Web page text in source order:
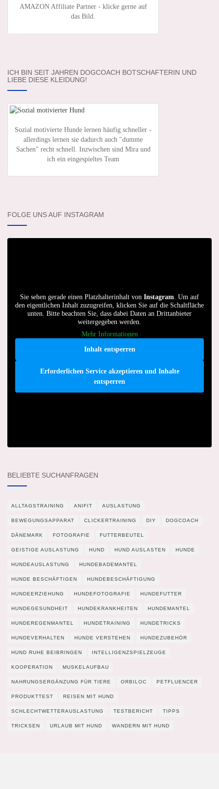
AMAZON Affiliate Partner - klicke gerne auf
das Bild.
ICH BIN SEIT JAHREN DOGCOACH BOTSCHAFTERIN UND
LIEBE DIESE KLEIDUNG!
Sozial motivierte Hunde lernen häufig schneller -
allerdings lernen sie dadurch auch "dumme
Sachen" recht schnell. Inzwischen sind Mira und
ich ein eingespieltes Team
FOLGE UNS AUF INSTAGRAM
Sie sehen gerade einen Platzhalterinhalt von Instagram. Um auf
den eigentlichen Inhalt zuzugreifen, klicken Sie auf die Schaltfläche
unten. Bitte beachten Sie, dass dabei Daten an Drittanbieter
weitergegeben werden.
Mehr Informationen
Inhalt entsperren
Erforderlichen Service akzeptieren und Inhalte
entsperren
BELIEBTE SUCHANFRAGEN
ALLTAGSTRAINING ANIFIT AUSLASTUNG
BEWEGUNGSAPPARAT CLICKERTRAINING DIY DOGCOACH
DÄNEMARK FOTOGRAFIE FUTTERBEUTEL
GEISTIGE AUSLASTUNG HUND HUND AUSLASTEN HUNDE
HUNDEAUSLASTUNG HUNDEBADEMANTEL
HUNDE BESCHÄFTIGEN HUNDEBESCHÄFTIGUNG
HUNDEERZIEHUNG HUNDEFOTOGRAFIE HUNDEFUTTER
HUNDEGESUNDHEIT HUNDEKRANKHEITEN HUNDEMANTEL
HUNDEREGENMANTEL HUNDETRAINING HUNDETRICKS
HUNDEVERHALTEN HUNDE VERSTEHEN HUNDEZUBEHÖR
HUND RUHE BEIBRINGEN INTELLIGENZSPIELZEUGE
KOOPERATION MUSKELAUFBAU
NAHRUNGSERGÄNZUNG FÜR TIERE ORBILOC PETFLUENCER
PRODUKTTEST REISEN MIT HUND
SCHLECHTWETTERAUSLASTUNG TESTBERICHT TIPPS
TRICKSEN URLAUB MIT HUND WANDERN MIT HUND